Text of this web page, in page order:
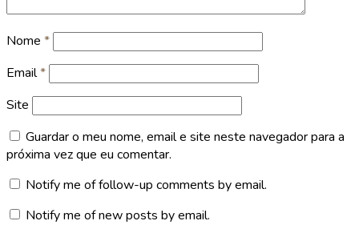
Nome *
Email*
Site
Guardar o meu nome, email e site neste navegador para a
próxima vez que eu comentar.
Notify me of follow-up comments by email.
Notify me of new posts by email.